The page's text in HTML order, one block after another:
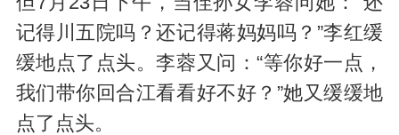
记得川五院吗？还记得蒋妈妈吗？”李红缓
缓地点了点头。李蓉又问：“等你好一点，
我们带你回合江看看好不好？”她又缓缓地
点了点头。